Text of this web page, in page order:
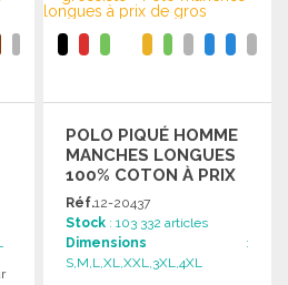
POLO PIQUÉ HOMME
MANCHES LONGUES
100% COTON À PRIX
GROSSISTE
Réf.12-20437
Stock : 103 332 articles
Dimensions :
S,M,L,XL,XXL,3XL,4XL